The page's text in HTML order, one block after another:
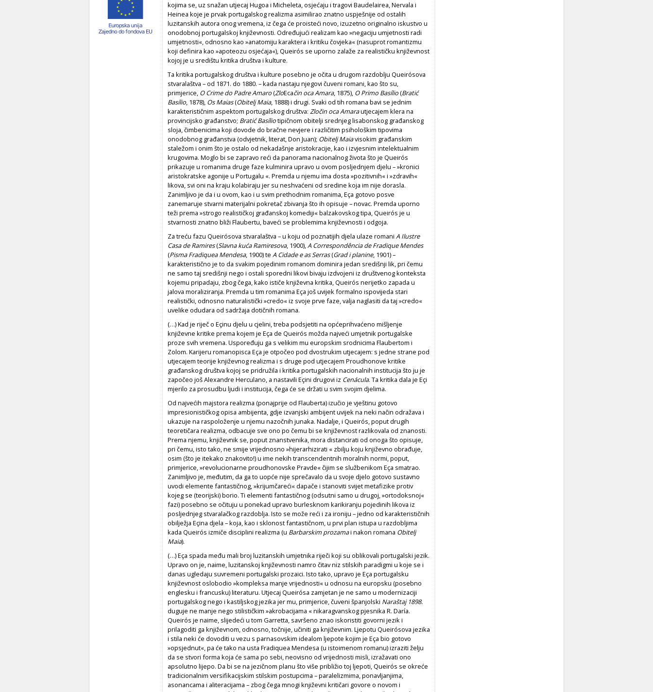
kojima se, uz snažan utjecaj Hugoa i Micheleta, osjećaju i tragovi Baudelairea, Nervala i
Heinea koje je prvak portugalskog realizma asimilirao znatno uspješnije od ostalih
luzitanskih autora onog vremena, iz čega će proisteći novo, izuzetno originalno iskustvo u
onodobnoj portugalskoj književnosti. Određujući realizam kao »negaciju umjetnosti radi
umjetnosti«, odnosno kao »anatomiju karaktera i kritiku čovjeka« (nasuprot romantizmu
koji definira kao »apoteozu osjećaja«), Queirós se uporno zalaže za realističku književnost
kojoj je u središtu kritika društva i kulture.
Ta kritika portugalskog društva i kulture posebno je očita u drugom razdoblju Queirósova
stvaralaštva – od 1871. do 1880. – kada nastaju njegovi čuveni romani, kao što su,
primjerice, O Crime do Padre Amaro(ZloEcačin oca Amara, 1875), O Primo Basílio(Bratić
Basílio, 1878), Os Maias(Obitelj Maia, 1888) i drugi. Svaki od tih romana bavi se jednim
karakterističnim aspektom portugalskog društva: Zločin oca Amarautjecajem klera na
provincijsko građanstvo; Bratić Basíliotipičnom obitelji srednjeg lisabonskog građanskog
sloja, čimbenicima koji dovode do bračne nevjere i različitim psihološkim tipovima
onodobnog građanstva (odvjetnik, literat, Don Juan); Obitelj Maiavisokim građanskim
staležom i onim što je ostalo od nekadašnje aristokracije, kao i izvjesnim intelektualnim
krugovima. Moglo bi se zapravo reći da panorama nacionalnog života što je Queirós
prikazuje u romanima druge faze kulminira upravo u ovom posljednjem djelu – »kronici
aristokratske agonije u Portugalu «. Premda u njemu ima dosta »pozitivnih« i »zdravih«
likova, svi oni na kraju kolabiraju jer su neshvaćeni od sredine koja im nije dorasla.
Zanimljivo je da i u ovom, kao i u svim prethodnim romanima, Eça gotovo posve
zanemaruje stvarni materijalni pokretač zbivanja što ih opisuje – novac. Premda uporno
teži prema »strogo realističkoj građanskoj komediji« balzakovskog tipa, Queirós je u
stvarnosti znatno bliži Flaubertu, baveći se problemima književnosti i odgoja.
Za treću fazu Queirósova stvaralaštva – u koju od poznatijih djela ulaze romani A Ilustre
Casa de Ramires(Slavna kuća Ramiresova, 1900),A Correspondência de Fradique Mendes
(Pisma Fradiquea Mendesa, 1900) te A Cidade e as Serras(Grad i planine, 1901) –
karakteristično je to da svakim pojedinim romanom dominira jedan središnji lik, pri čemu
ne samo taj središnji nego i ostali sporedni likovi bivaju izdvojeni iz društvenog konteksta
kojemu pripadaju, zbog čega, kako ističe književna kritika, Queirós nerijetko zapada u
jalova moraliziranja. Premda u tim romanima Eça još uvijek formalno ispovijeda stari
realistički, odnosno naturalistički »credo« iz svoje prve faze, valja naglasiti da taj »credo«
uvelike odudara od sadržaja dotičnih romana.
(…) Kad je riječ o Eçinu djelu u cjelini, treba podsjetiti na općeprihvaćeno mišljenje
književne kritike prema kojem je Eça de Queirós možda najveći umjetnik portugalske
proze svih vremena. Uspoređuju ga s velikim mu europskim srodnicima Flaubertom i
Zolom. Karijeru romanopisca Eça je otpočeo pod dvostrukim utjecajem: s jedne strane pod
utjecajem teorije književnog realizma i s druge pod utjecajem Proudhonove kritike
građanskog društva kojoj se pridružila i kritika portugalskih nacionalnih institucija što ju je
započeo još Alexandre Herculano, a nastavili Eçini drugovi iz Cenácula. Ta kritika dala je Eçi
mjerilo za prosudbu ljudi i institucija, čega će se držati u svim svojim djelima.
Od najvećih majstora realizma (ponajprije od Flauberta) izučio je vještinu gotovo
impresionističkog opisa ambijenta, gdje izvanjski ambijent uvijek na neki način odražava i
ukazuje na raspoloženje u njemu nazočnih junaka. Nadalje, i Queirós, poput drugih
teoretičara realizma, odbacuje sve ono po čemu bi se književnost razlikovala od znanosti.
Prema njemu, književnik se, poput znanstvenika, mora distancirati od onoga što opisuje,
pri čemu, isto tako, ne smije vrijednosno »hijerarhizirati « zbilju koju književno obrađuje,
osim (što je itekako znakovito!) u ime nekih transcendentnih moralnih normi, poput,
primjerice, »revolucionarne proudhonovske Pravde« čijim se službenikom Eça smatrao.
Zanimljivo je, međutim, da ga to uopće nije sprečavalo da u svoje djelo gotovo sustavno
uvodi elemente fantastičnog, »krijumčareći« dapače i stanoviti svijet metafizike protiv
kojeg se (teorijski) borio. Ti elementi fantastičnog (odsutni samo u drugoj, »ortodoksnoj«
fazi) posebno se očituju u ponekad upravo burlesknom karikiranju pojedinih likova iz
posljednjeg stvaralačkog razdoblja. Isto se može reći i za ironiju – jedno od karakterističnih
obilježja Eçina djela – koja, kao i sklonost fantastičnom, u prvi plan istupa u razdobljima
kada Queirós izmiče disciplini realizma (u Barbarskim prozamai nakon romana Obitelj
Maia).
(…) Eça spada među mali broj luzitanskih umjetnika riječi koji su oblikovali portugalski jezik.
Upravo on je, naime, luzitanskoj književnosti namro čitav niz stilskih paradigmi u koje se i
danas ugledaju suvremeni portugalski prozaici. Isto tako, upravo je Eça portugalsku
književnost oslobodio »kompleksa manje vrijednosti« u odnosu na europsku (posebno
englesku i francusku) literaturu. Utjecaj Queirósa zamjetan je ne samo u modernizaciji
portugalskog nego i kastiljskog jezika jer mu, primjerice, čuveni španjolski Naraštaj 1898.
duguje ne manje nego stilističkim »akrobacijama « nikaragvanskog pjesnika R. Daría.
Queirós je naime, slijedeći u tom Garretta, savršeno znao iskoristiti govorni jezik i
prilagoditi ga književnom, odnosno, točnije, učiniti ga književnim. Ljepotu Queirósova jezika
i stila neki će dovoditi u vezu s parnasovskim idealom ljepote kojim je Eça bio gotovo
»opsjednut«, pa će tako na usta Fradiquea Mendesa (u istoimenom romanu) izraziti želju
da se stvori forma koja će sama po sebi, neovisno od vrijednosti misli, izražavati ono
apsolutno lijepo. Da bi se na jezičnom planu što više približio toj ljepoti, Queirós se okreće
tradicionalnim versifikacijskim stilskim postupcima – paralelizmima, ponavljanjima,
asonancama i aliteracijama – zbog čega mnogi književni kritičari govore o novom i